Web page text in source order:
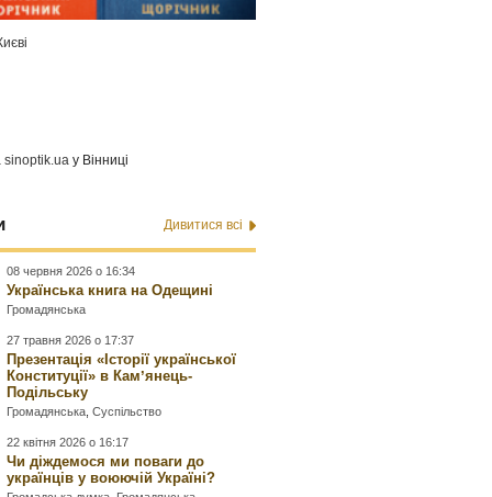
sinoptik.ua у Вінниці
Дивитися всі
08 червня 2026 о 16:34
Українська книга на Одещині
Громадянська
27 травня 2026 о 17:37
Презентація «Історії української
Конституції» в Камʼянець-
Подільську
Громадянська ,Суспільство
22 квітня 2026 о 16:17
Чи діждемося ми поваги до
українців у воюючій Україні?